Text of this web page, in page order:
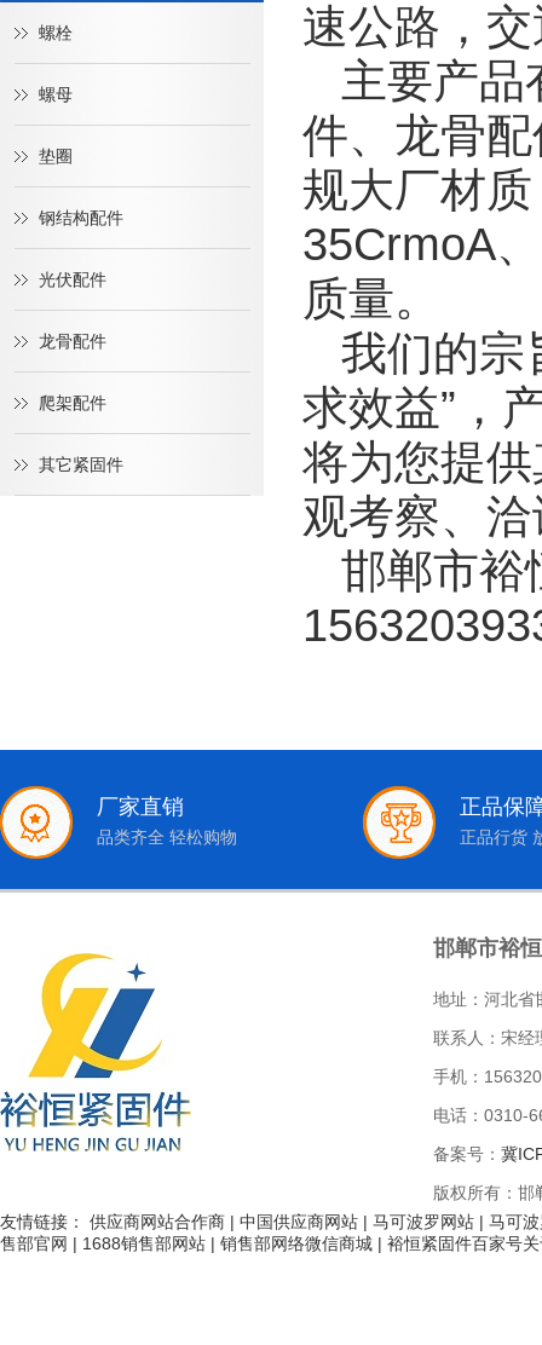
螺栓
螺母
垫圈
钢结构配件
光伏配件
龙骨配件
爬架配件
其它紧固件
速公路，
主要产品
件、龙骨
规大厂材
35CrmoA
质量。
我们的宗
求效益”，
将为您提
观考察、
邯郸市裕
厂家直销
品类齐全 轻松购物
正品保
正品行货
邯郸市裕
地址：河北省
联系人：宋经
手机：
电话：0310-
备案号： 冀
版权所有：邯
友情链接： 供应商网站合作商 | 中国供应商网站 | 马可波罗网站 | 马可
售部官网 | 1688销售部网站 | 销售部网络微信商城 | 裕恒紧固件百家号